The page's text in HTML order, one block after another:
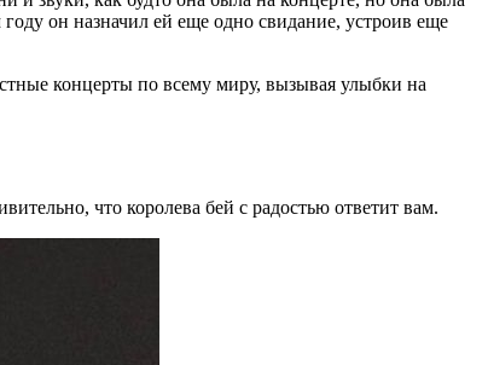
он назначил ей еще одно свидание, устроив еще
концерты по всему миру, вызывая улыбки на
что королева бей с радостью ответит вам.